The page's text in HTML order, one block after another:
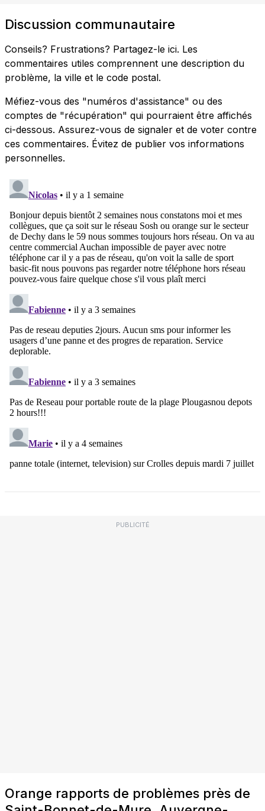
Discussion communautaire
Conseils? Frustrations? Partagez-le ici. Les
commentaires utiles comprennent une description du
problème, la ville et le code postal.
Méfiez-vous des "numéros d'assistance" ou des
comptes de "récupération" qui pourraient être affichés
ci-dessous. Assurez-vous de signaler et de voter contre
ces commentaires. Évitez de publier vos informations
personnelles.
PUBLICITÉ
Orange rapports de problèmes près de